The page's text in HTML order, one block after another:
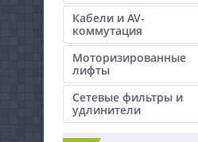
Кабели и AV-
коммутация
Моторизированные
лифты
Сетевые фильтры и
удлинители